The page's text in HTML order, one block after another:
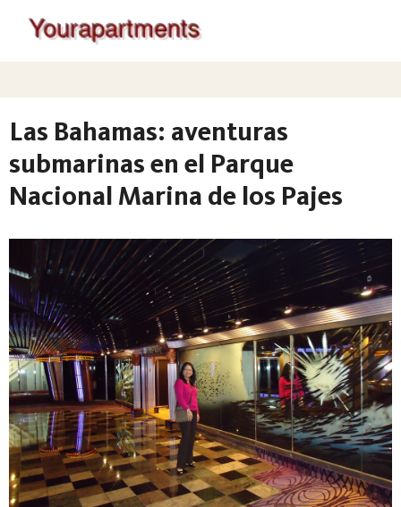
Las Bahamas: aventuras
submarinas en el Parque
Nacional Marina de los Pajes